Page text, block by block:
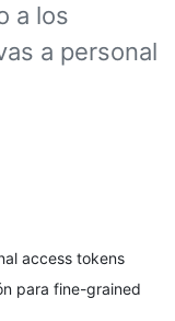
a los
a personal
access tokens
para fine-grained